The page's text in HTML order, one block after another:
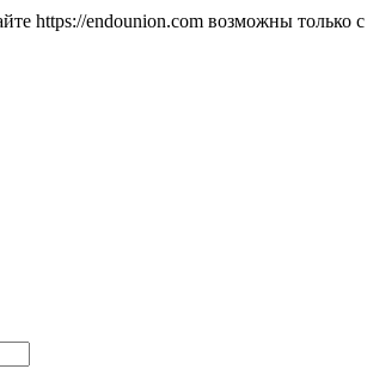
https://endounion.com возможны